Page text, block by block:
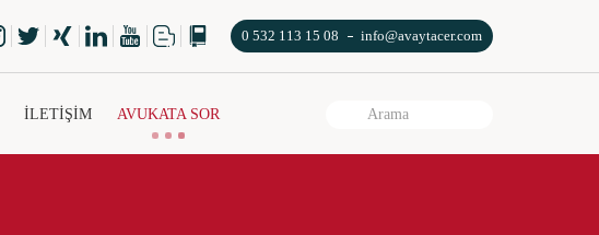
0 532 113 15 08 info@avaytacer.com
İLETİŞİM AVUKATA SOR